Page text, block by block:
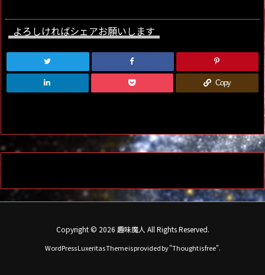
よろしければシェアお願いします
Copy
Copyright © 2026 趣味魔人 All Rights Reserved.
WordPress Luxeritas Theme is provided by "Thought is free".